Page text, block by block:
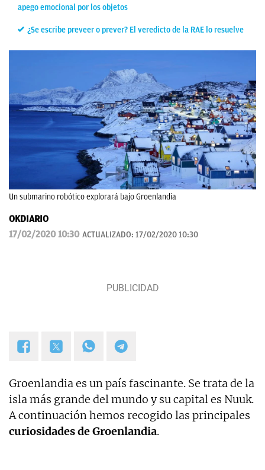
apego emocional por los objetos
¿Se escribe preveer o prever? El veredicto de la RAE lo resuelve
Un submarino robótico explorará bajo Groenlandia
OKDIARIO
17/02/2020 10:30 ACTUALIZADO: 17/02/2020 10:30
Groenlandia es un país fascinante. Se trata de la
isla más grande del mundo y su capital es Nuuk.
A continuación hemos recogido las principales
curiosidades de Groenlandia.